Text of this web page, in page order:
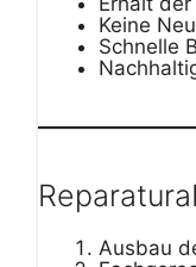
Keine
Schnelle
Ausbau